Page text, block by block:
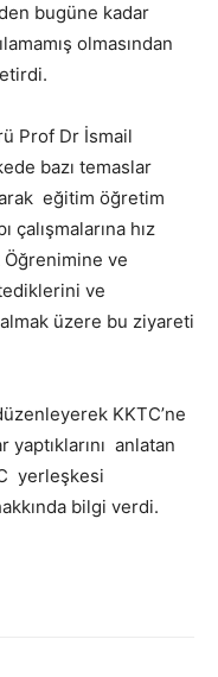
bugüne kadar
olmasından
Prof Dr İsmail
bazı temaslar
eğitim öğretim
çalışmalarına hız
ve
ve
üzere bu ziyareti
KKTC’ne
yaptıklarını anlatan
yerleşkesi
bilgi verdi.